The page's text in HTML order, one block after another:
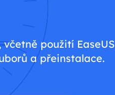
použití EaseUS
a přeinstalace.